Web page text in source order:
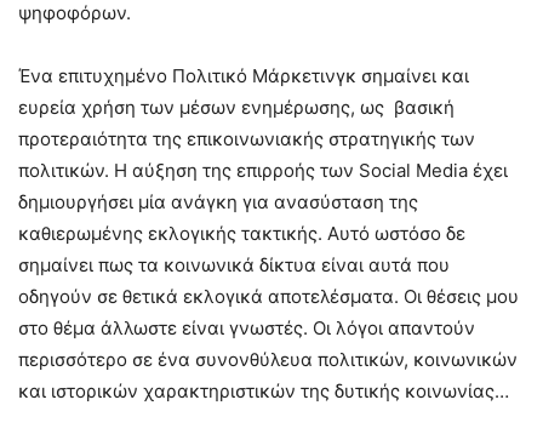
ψηφοφόρων.
Ένα επιτυχημένο Πολιτικό Μάρκετινγκ σημαίνει και
ευρεία χρήση των μέσων ενημέρωσης, ως βασική
προτεραιότητα της επικοινωνιακής στρατηγικής των
πολιτικών. Η αύξηση της επιρροής των Social Media έχει
δημιουργήσει μία ανάγκη για ανασύσταση της
καθιερωμένης εκλογικής τακτικής. Αυτό ωστόσο δε
σημαίνει πως τα κοινωνικά δίκτυα είναι αυτά που
οδηγούν σε θετικά εκλογικά αποτελέσματα. Οι θέσεις μου
στο θέμα άλλωστε είναι γνωστές. Οι λόγοι απαντούν
περισσότερο σε ένα συνονθύλευα πολιτικών, κοινωνικών
και ιστορικών χαρακτηριστικών της δυτικής κοινωνίας…